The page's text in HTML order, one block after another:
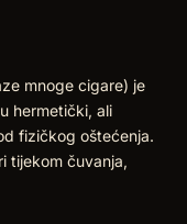
mnoge cigare) je
hermetički, ali
fizičkog oštećenja.
tijekom čuvanja,